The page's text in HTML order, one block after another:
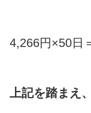
4,266円×50日
上記を踏まえ